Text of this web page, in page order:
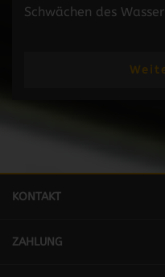
Schwächen des
KONTAKT
ZAHLUNG